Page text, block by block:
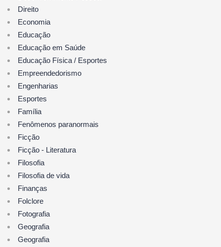
Direito
Economia
Educação
Educação em Saúde
Educação Física / Esportes
Empreendedorismo
Engenharias
Esportes
Família
Fenômenos paranormais
Ficção
Ficção - Literatura
Filosofia
Filosofia de vida
Finanças
Folclore
Fotografia
Geografia
Geografia